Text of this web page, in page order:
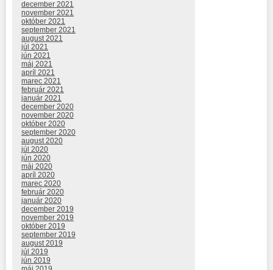
december 2021
november 2021
október 2021
september 2021
august 2021
júl 2021
jún 2021
máj 2021
apríl 2021
marec 2021
február 2021
január 2021
december 2020
november 2020
október 2020
september 2020
august 2020
júl 2020
jún 2020
máj 2020
apríl 2020
marec 2020
február 2020
január 2020
december 2019
november 2019
október 2019
september 2019
august 2019
júl 2019
jún 2019